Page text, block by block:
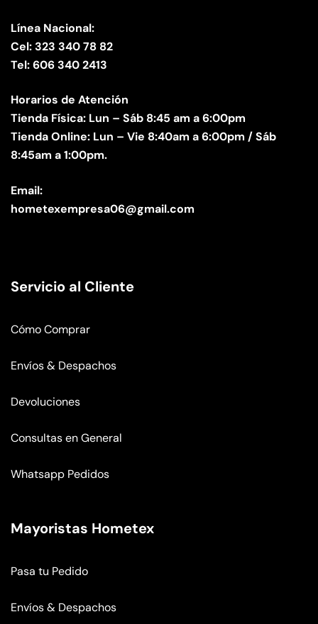
Línea Nacional:
Cel: 323 340 78 82
Tel: 606 340 2413
Horarios de Atención
Tienda Física: Lun – Sáb 8:45 am a 6:00pm
Tienda Online: Lun – Vie 8:40am a 6:00pm / Sáb
8:45am a 1:00pm.
Email:
hometexempresa06@gmail.com
Servicio al Cliente
Cómo Comprar
Envíos & Despachos
Devoluciones
Consultas en General
Whatsapp Pedidos
Mayoristas Hometex
Pasa tu Pedido
Envíos & Despachos